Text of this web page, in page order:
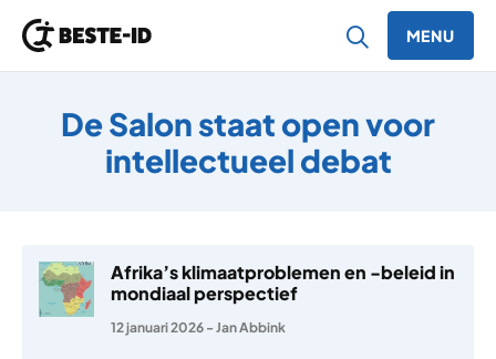
MENU
De Salon staat open voor
intellectueel debat
Afrika’s klimaatproblemen en -beleid in
mondiaal perspectief
12 januari 2026 - Jan Abbink